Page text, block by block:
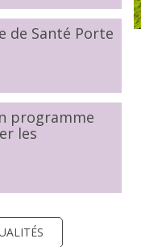
de Santé Porte
programme
les